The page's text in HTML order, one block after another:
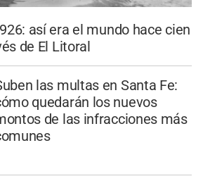
así era el mundo hace cien
de El Litoral
las multas en Santa Fe:
quedarán los nuevos
de las infracciones más